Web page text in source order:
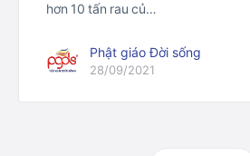
hơn 10 tấn rau củ…
Phật giáo Đời sống
28/09/2021